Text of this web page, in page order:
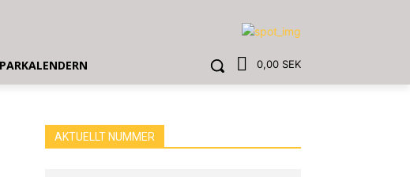
0,00 SEK
AKTUELLT NUMMER